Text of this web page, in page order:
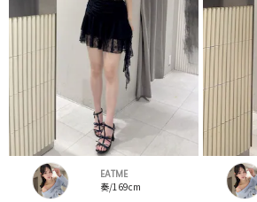
EATME
奏/169cm